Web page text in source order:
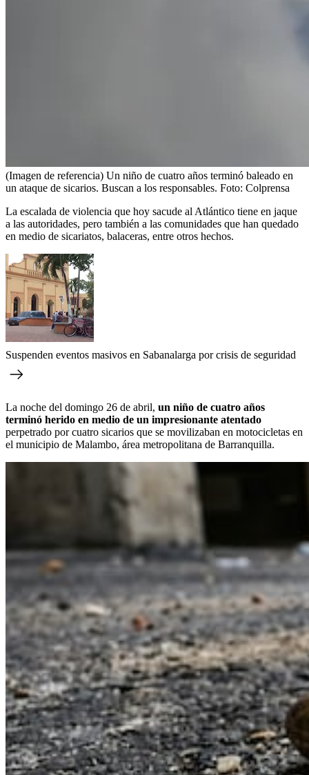
(Imagen de referencia) Un niño de cuatro años terminó baleado en
un ataque de sicarios. Buscan a los responsables. Foto: Colprensa
La escalada de violencia que hoy sacude al Atlántico tiene en jaque
a las autoridades, pero también a las comunidades que han quedado
en medio de sicariatos, balaceras, entre otros hechos.
Suspenden eventos masivos en Sabanalarga por crisis de seguridad
La noche del domingo 26 de abril, un niño de cuatro años
terminó herido en medio de un impresionante atentado
perpetrado por cuatro sicarios que se movilizaban en motocicletas en
el municipio de Malambo, área metropolitana de Barranquilla.